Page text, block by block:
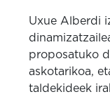
Uxue Alberdi
proposatuko
askotarikoa,
taldekideek